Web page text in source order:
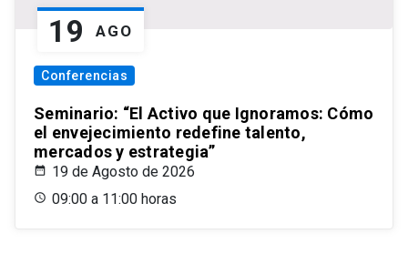
19 AGO
Conferencias
Seminario: “El Activo que Ignoramos: Cómo
el envejecimiento redefine talento,
mercados y estrategia”
19 de Agosto de 2026
09:00 a 11:00 horas